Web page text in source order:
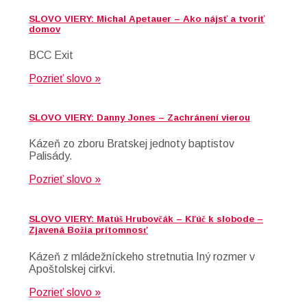
SLOVO VIERY: Michal Apetauer – Ako nájsť a tvoriť
domov
BCC Exit
Pozrieť slovo »
SLOVO VIERY: Danny Jones – Zachránení vierou
Kázeň zo zboru Bratskej jednoty baptistov
Palisády.
Pozrieť slovo »
SLOVO VIERY: Matúš Hrubovčák – Kľúč k slobode –
Zjavená Božia prítomnosť
Kázeň z mládežníckeho stretnutia Iný rozmer v
Apoštolskej cirkvi.
Pozrieť slovo »